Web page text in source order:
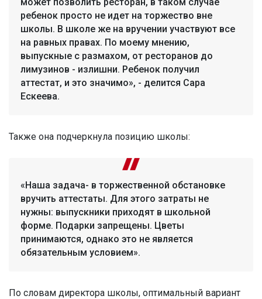
ребенок просто не идет на торжество вне
школы. В школе же на вручении участвуют все
на равных правах. По моему мнению,
выпускные с размахом, от ресторанов до
лимузинов - излишни. Ребенок получил
аттестат, и это значимо», - делится Сара
Ескеева.
Также она подчеркнула позицию школы:
«Наша задача- в торжественной обстановке
вручить аттестаты. Для этого затраты не
нужны: выпускники приходят в школьной
форме. Подарки запрещены. Цветы
принимаются, однако это не является
обязательным условием».
По словам директора школы, оптимальный вариант